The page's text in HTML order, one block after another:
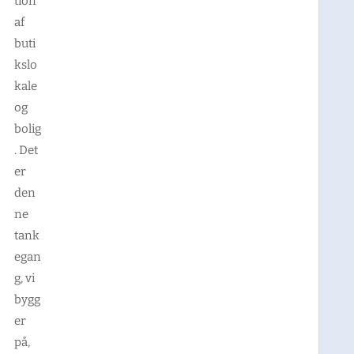
af
buti
kslo
kale
og
bolig
. Det
er
den
ne
tank
egan
g, vi
bygg
er
på,